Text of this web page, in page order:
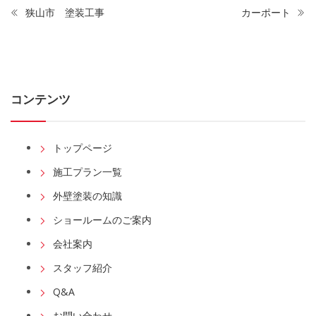
狭山市 塗装工事 カーポート
コンテンツ
トップページ
施工プラン一覧
外壁塗装の知識
ショールームのご案内
会社案内
スタッフ紹介
Q&A